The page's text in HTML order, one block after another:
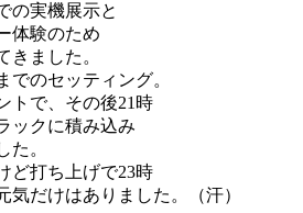
の実機展示と
体験のため
きました。
でのセッティング。
トで、その後21時
ックに積み込み
た。
ど打ち上げで23時
気だけはありました。（汗）